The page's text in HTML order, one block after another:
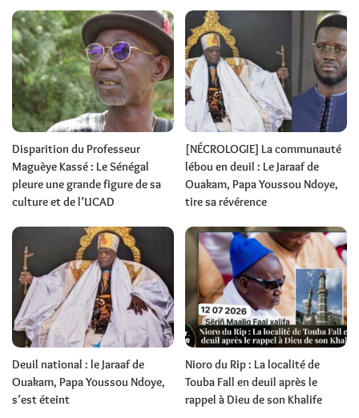
Disparition du Professeur
Maguèye Kassé : Le Sénégal
pleure une grande figure de sa
culture et de l’UCAD
[NÉCROLOGIE] La communauté
lébou en deuil : Le Jaraaf de
Ouakam, Papa Youssou Ndoye,
tire sa révérence
Deuil national : le Jaraaf de
Ouakam, Papa Youssou Ndoye,
s’est éteint
Nioro du Rip : La localité de
Touba Fall en deuil après le
rappel à Dieu de son Khalife